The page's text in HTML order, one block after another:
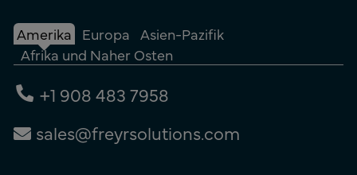
Amerika Europa Asien-Pazifik
Afrika und Naher Osten
+1 908 483 7958
sales@freyrsolutions.com